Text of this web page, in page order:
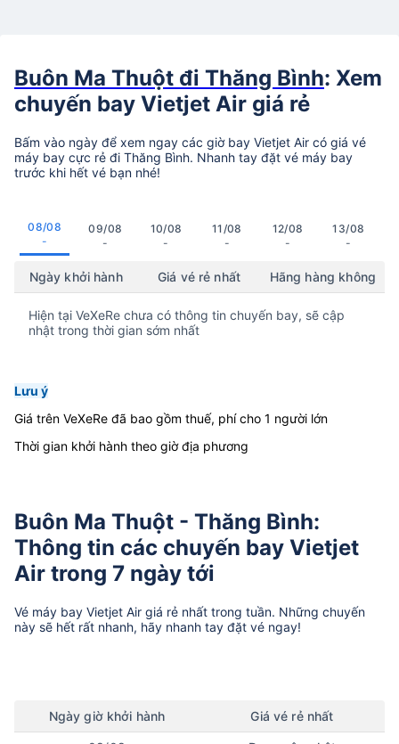
Buôn Ma Thuột đi Thăng Bình: Xem
chuyến bay Vietjet Air giá rẻ
Bấm vào ngày để xem ngay các giờ bay Vietjet Air có giá vé
máy bay cực rẻ đi Thăng Bình. Nhanh tay đặt vé máy bay
trước khi hết vé bạn nhé!
08/08
-
09/08
-
10/08
-
11/08
-
12/08
-
13/08
-
Ngày khởi hành Giá vé rẻ nhất Hãng hàng không
Hiện tại VeXeRe chưa có thông tin chuyến bay, sẽ cập
nhật trong thời gian sớm nhất
Lưu ý
Giá trên VeXeRe đã bao gồm thuế, phí cho 1 người lớn
Thời gian khởi hành theo giờ địa phương
Buôn Ma Thuột - Thăng Bình:
Thông tin các chuyến bay Vietjet
Air trong 7 ngày tới
Vé máy bay Vietjet Air giá rẻ nhất trong tuần. Những chuyến
này sẽ hết rất nhanh, hãy nhanh tay đặt vé ngay!
Ngày giờ khởi hành Giá vé rẻ nhất